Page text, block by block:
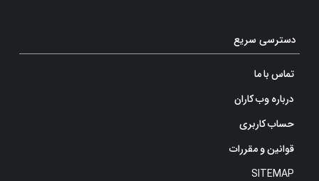
دسترسی سریع
تماس با ما
درباره وب کاران
حساب کاربری
قوانین و مقررات
SITEMAP